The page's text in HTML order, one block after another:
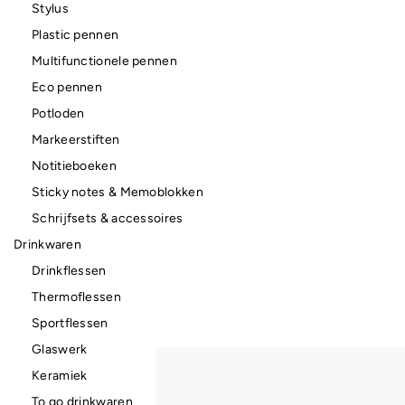
Stylus
Plastic pennen
Multifunctionele pennen
Eco pennen
Potloden
Markeerstiften
Notitieboeken
Sticky notes & Memoblokken
Schrijfsets & accessoires
Drinkwaren
Drinkflessen
Thermoflessen
Sportflessen
Glaswerk
Keramiek
To go drinkwaren